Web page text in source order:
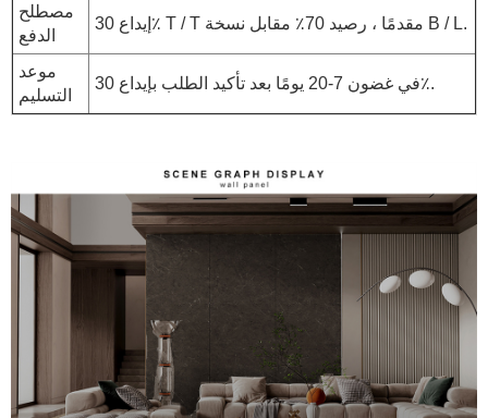
مصطلح
الدفع
إيداع 30٪ T / T مقدمًا ، رصيد 70٪ مقابل نسخة B / L.
موعد
التسليم
في غضون 7-20 يومًا بعد تأكيد الطلب بإيداع 30٪.